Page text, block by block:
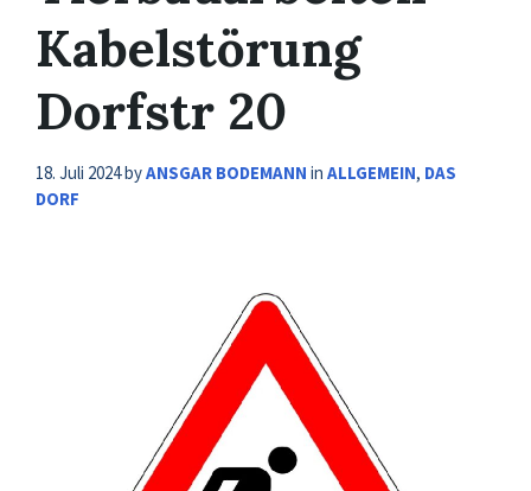
Kabelstörung
Dorfstr 20
18. Juli 2024byANSGAR BODEMANN in ALLGEMEIN, DAS
DORF